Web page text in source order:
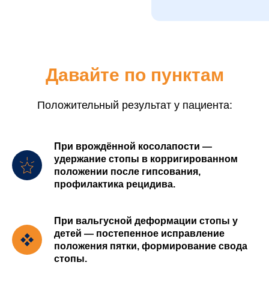
Давайте по пунктам
Положительный результат у пациента:
При врождённой косолапости —
удержание стопы в корригированном
положении после гипсования,
профилактика рецидива.
При вальгусной деформации стопы у
детей — постепенное исправление
положения пятки, формирование свода
стопы.